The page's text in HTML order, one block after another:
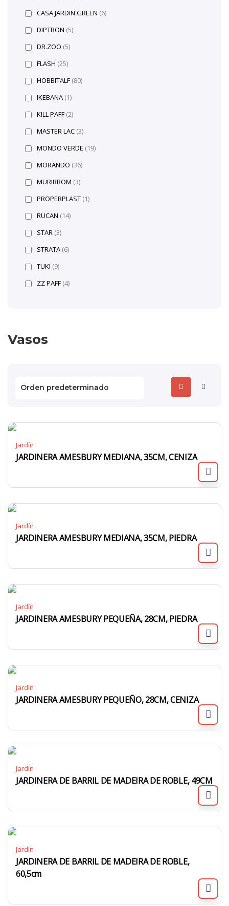
Vasos
Jardín
JARDINERA AMESBURY MEDIANA, 35CM, CENIZA
Jardín
JARDINERA AMESBURY MEDIANA, 35CM, PIEDRA
Jardín
JARDINERA AMESBURY PEQUEÑA, 28CM, PIEDRA
Jardín
JARDINERA AMESBURY PEQUEÑO, 28CM, CENIZA
Jardín
JARDINERA DE BARRIL DE MADEIRA DE ROBLE, 49CM
Jardín
JARDINERA DE BARRIL DE MADEIRA DE ROBLE,
60,5cm
CASA JARDIN GREEN (6)
DIPTRON (5)
DR.ZOO (5)
FLASH (25)
HOBBITALF (80)
IKEBANA (1)
KILL PAFF (2)
MASTER LAC (3)
MONDO VERDE (19)
MORANDO (36)
MURIBROM (3)
PROPERPLAST (1)
RUCAN (14)
STAR (3)
STRATA (6)
TUKI (9)
ZZ PAFF (4)